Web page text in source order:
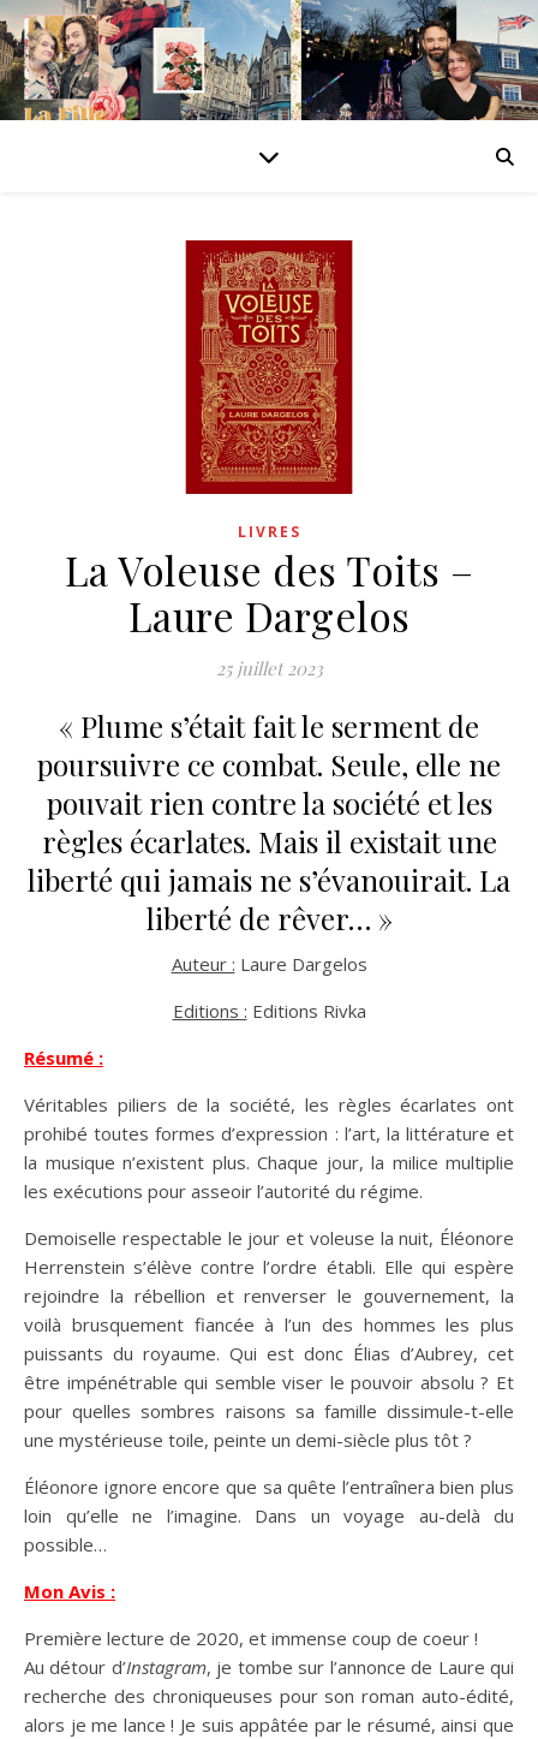
LIVRES
La Voleuse des Toits –
Laure Dargelos
25 juillet 2023
« Plume s’était fait le serment de
poursuivre ce combat. Seule, elle ne
pouvait rien contre la société et les
règles écarlates. Mais il existait une
liberté qui jamais ne s’évanouirait. La
liberté de rêver… »
Auteur : Laure Dargelos
Editions : Editions Rivka
Résumé :
Véritables piliers de la société, les règles écarlates ont
prohibé toutes formes d’expression : l’art, la littérature et
la musique n’existent plus. Chaque jour, la milice multiplie
les exécutions pour asseoir l’autorité du régime.
Demoiselle respectable le jour et voleuse la nuit, Éléonore
Herrenstein s’élève contre l’ordre établi. Elle qui espère
rejoindre la rébellion et renverser le gouvernement, la
voilà brusquement fiancée à l’un des hommes les plus
puissants du royaume. Qui est donc Élias d’Aubrey, cet
être impénétrable qui semble viser le pouvoir absolu ? Et
pour quelles sombres raisons sa famille dissimule-t-elle
une mystérieuse toile, peinte un demi-siècle plus tôt ?
Éléonore ignore encore que sa quête l’entraînera bien plus
loin qu’elle ne l’imagine. Dans un voyage au-delà du
possible…
Mon Avis :
Première lecture de 2020, et immense coup de coeur !
Au détour d’Instagram, je tombe sur l’annonce de Laure qui
recherche des chroniqueuses pour son roman auto-édité,
alors je me lance ! Je suis appâtée par le résumé, ainsi que